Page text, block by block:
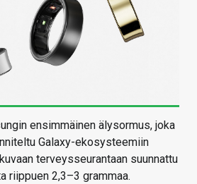
ensimmäinen älysormus, joka
Galaxy-ekosysteemiin
terveysseurantaan suunnattu
riippuen 2,3–3 grammaa.